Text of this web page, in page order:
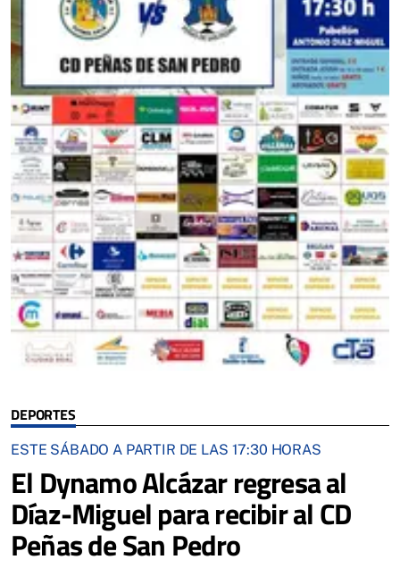
DEPORTES
ESTE SÁBADO A PARTIR DE LAS 17:30 HORAS
El Dynamo Alcázar regresa al
Díaz-Miguel para recibir al CD
Peñas de San Pedro